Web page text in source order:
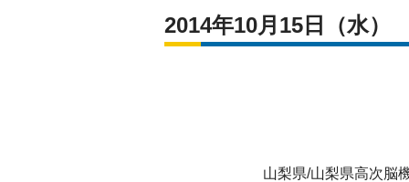
2014年10月15日（水）
山梨県/山梨県高次脳